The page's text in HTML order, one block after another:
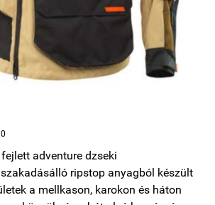
adventure dzseki
szakadásálló ripstop anyagból készült
a mellkason, karokon és háton